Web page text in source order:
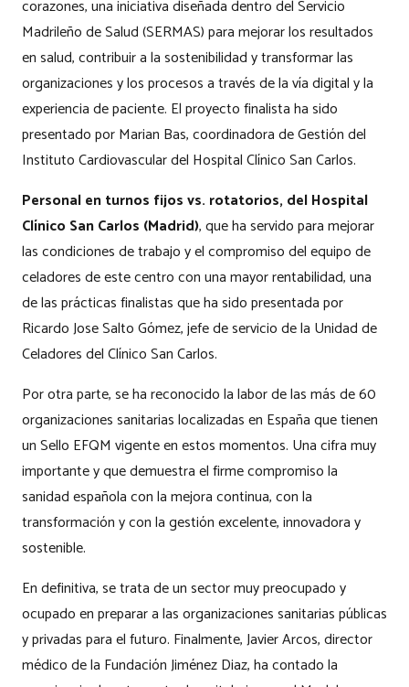
corazones, una iniciativa diseñada dentro del Servicio
Madrileño de Salud (SERMAS) para mejorar los resultados
en salud, contribuir a la sostenibilidad y transformar las
organizaciones y los procesos a través de la vía digital y la
experiencia de paciente. El proyecto finalista ha sido
presentado por Marian Bas, coordinadora de Gestión del
Instituto Cardiovascular del Hospital Clínico San Carlos.
Personal en turnos fijos vs. rotatorios, del Hospital
Clínico San Carlos (Madrid), que ha servido para mejorar
las condiciones de trabajo y el compromiso del equipo de
celadores de este centro con una mayor rentabilidad, una
de las prácticas finalistas que ha sido presentada por
Ricardo Jose Salto Gómez, jefe de servicio de la Unidad de
Celadores del Clínico San Carlos.
Por otra parte, se ha reconocido la labor de las más de 60
organizaciones sanitarias localizadas en España que tienen
un Sello EFQM vigente en estos momentos. Una cifra muy
importante y que demuestra el firme compromiso la
sanidad española con la mejora continua, con la
transformación y con la gestión excelente, innovadora y
sostenible.
En definitiva, se trata de un sector muy preocupado y
ocupado en preparar a las organizaciones sanitarias públicas
y privadas para el futuro. Finalmente, Javier Arcos, director
médico de la Fundación Jiménez Diaz, ha contado la